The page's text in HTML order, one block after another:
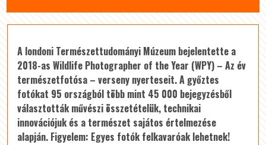
A londoni Természettudományi Múzeum bejelentette a
2018-as Wildlife Photographer of the Year (WPY) – Az év
természetfotósa – verseny nyerteseit. A győztes
fotókat 95 országból több mint 45 000 bejegyzésből
választották művészi összetételük, technikai
innovációjuk és a természet sajátos értelmezése
alapján. Figyelem: Egyes fotók felkavaróak lehetnek!